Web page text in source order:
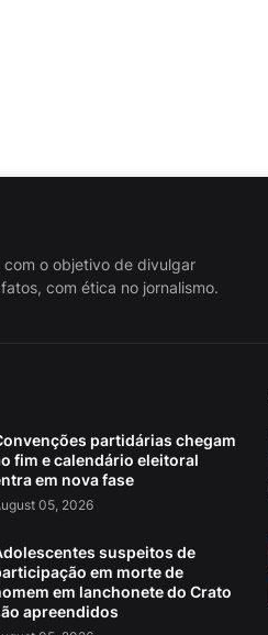
o objetivo de divulgar
com ética no jornalismo.
partidárias chegam
fim e calendário eleitoral
em nova fase
05, 2026
suspeitos de
em morte de
em lanchonete do Crato
apreendidos